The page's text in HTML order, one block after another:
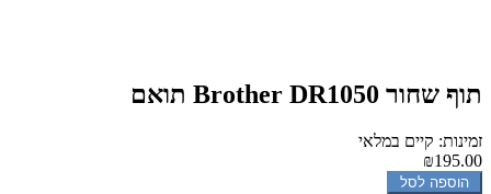
‏תוף ‏שחור Brother DR1050 תואם
זמינות: קיים במלאי
₪195.00
הוספה לסל